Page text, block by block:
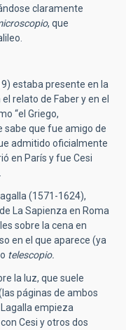
claramente
, que
estaba presente en la
relato de Faber y en el
“el Griego,
sabe que fue amigo de
admitido oficialmente
en París y fue Cesi
(1571-1624),
La Sapienza en Roma
sobre la cena en
en el que aparece (ya
telescopio.
la luz, que suele
páginas de ambos
empieza
Cesi y otros dos